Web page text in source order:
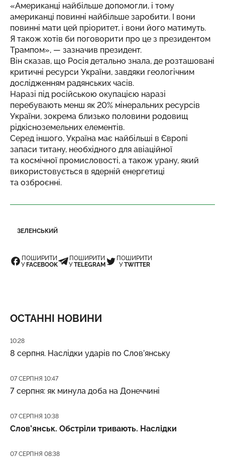
«Американці найбільше допомогли, і тому
американці повинні найбільше заробити. І вони
повинні мати цей пріоритет, і вони його матимуть.
Я також хотів би поговорити про це з президентом
Трампом», — зазначив президент.
Він сказав, що Росія детально знала, де розташовані
критичні ресурси України, завдяки геологічним
дослідженням радянських часів.
Наразі під російською окупацією наразі
перебувають менш як 20% мінеральних ресурсів
України, зокрема близько половини родовищ
рідкісноземельних елементів.
Серед іншого, Україна має найбільші в Європі
запаси титану, необхідного для авіаційної
та космічної промисловості, а також урану, який
використовується в ядерній енергетиці
та озброєнні.
ЗЕЛЕНСЬКИЙ
ПОШИРИТИ
У FACEBOOK
ПОШИРИТИ
УTELEGRAM
ПОШИРИТИ
УTWITTER
ОСТАННІ НОВИНИ
Дата публікації
10:28
8 серпня. Наслідки ударів по Слов’янську
Дата публікації
07 СЕРПНЯ 10:47
7 серпня: як минула доба на Донеччині
Дата публікації
07 СЕРПНЯ 10:38
Слов’янськ. Обстріли тривають. Наслідки
Дата публікації
07 СЕРПНЯ 08:38